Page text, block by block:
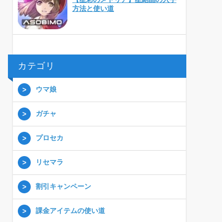
方法と使い道
カテゴリ
ウマ娘
ガチャ
プロセカ
リセマラ
割引キャンペーン
課金アイテムの使い道